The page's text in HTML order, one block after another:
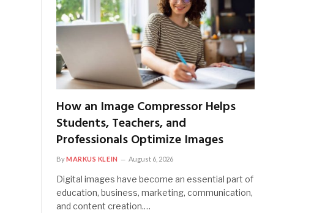
How an Image Compressor Helps
Students, Teachers, and
Professionals Optimize Images
ByMARKUS KLEIN August 6, 2026
Digital images have become an essential part of
education, business, marketing, communication,
and content creation.…